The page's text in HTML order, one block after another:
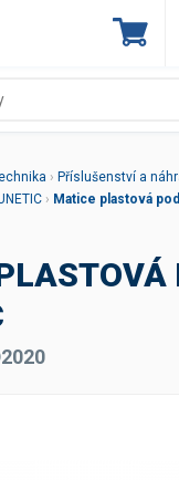
› Příslušenství a
› Matice plastová